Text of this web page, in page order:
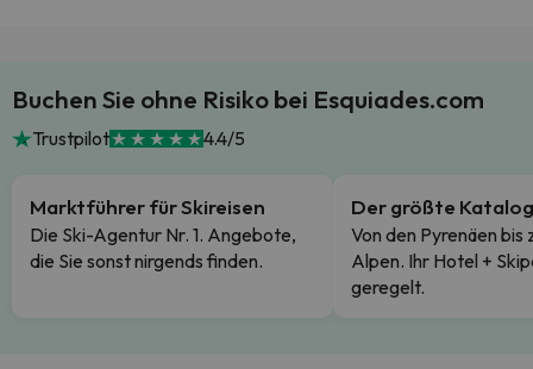
Buchen Sie ohne Risiko bei Esquiades.com
Trustpilot 4.4/5
Marktführer für Skireisen
Die Ski-Agentur Nr. 1. Angebote,
die Sie sonst nirgends finden.
Der größte Katalog
Von den Pyrenäen bis
Alpen. Ihr Hotel +
geregelt.